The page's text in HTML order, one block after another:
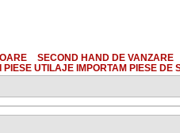
SECOND HAND DE VANZARE
PIESE UTILAJE IMPORTAM PIESE DE